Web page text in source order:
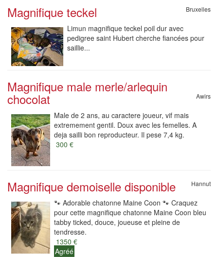
Magnifique teckel Bruxelles
Limun magnifique teckel poil dur avec
pedigree saint Hubert cherche fiancées pour
saillie...
Magnifique male merle/arlequin
chocolat Awirs
Male de 2 ans, au caractere joueur, vif mais
extremement gentil. Doux avec les femelles. A
deja sailli bon reproducteur. Il pese 7,4 kg.
300 €
Magnifique demoiselle disponible Hannut
🐾 Adorable chatonne Maine Coon 🐾 Craquez
pour cette magnifique chatonne Maine Coon bleu
tabby ticked, douce, joueuse et pleine de
tendresse.
1350 €
Agréé